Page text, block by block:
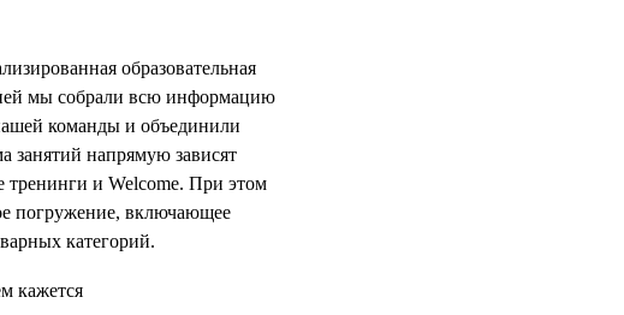
образовательная
мы собрали всю информацию
команды и объединили
занятий напрямую зависят
тренинги и Welcome. При этом
погружение, включающее
категорий.